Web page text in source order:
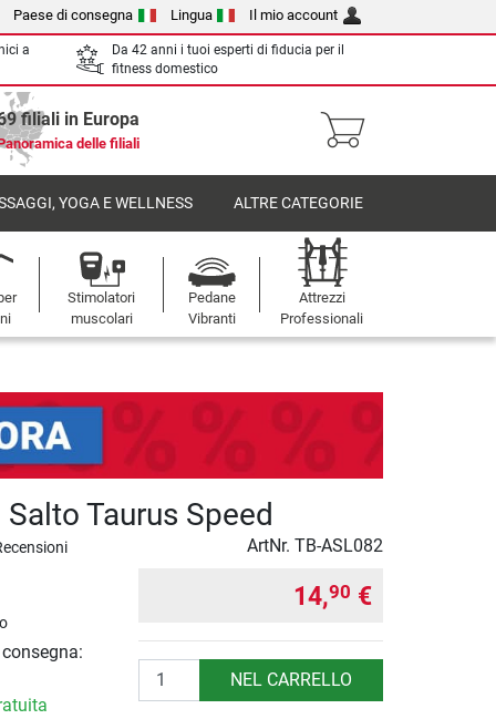
Paese di consegna Lingua Il mio account
a
Da 42 anni i tuoi esperti di fiducia per il
fitness domestico
filiali in Europa
delle filiali
YOGA E WELLNESS ALTRE CATEGORIE
Stimolatori
muscolari
Pedane
Vibranti
Attrezzi
Professionali
Taurus Speed
ArtNr. TB-ASL082
14,90 €
Quantità NEL CARRELLO